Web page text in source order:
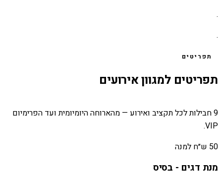
.
.
תפריטים
תפריטים למגוון אירועים
9 חבילות לכל תקציב ואירוע — מהארוחה היומיומית ועד הפרימיום
VIP.
50 ש״ח למנה
מנת דגים - בסיס